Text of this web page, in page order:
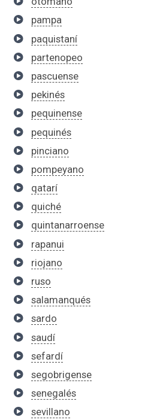
pampa
paquistaní
partenopeo
pascuense
pekinés
pequinense
pequinés
pinciano
pompeyano
qatarí
quiché
quintanarroense
rapanui
riojano
ruso
salamanqués
sardo
saudí
sefardí
segobrigense
senegalés
sevillano